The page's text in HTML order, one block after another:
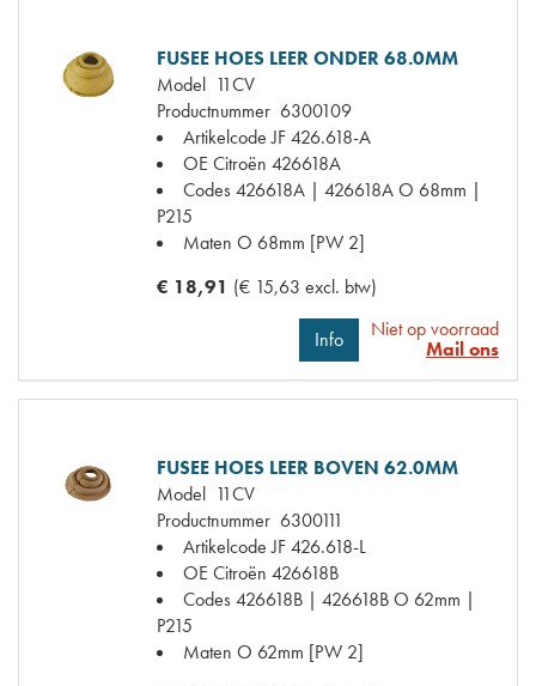
FUSEE HOES LEER ONDER 68.0MM
Model 11CV
Productnummer 6300109
Artikelcode JF426.618-A
OE Citroën 426618A
Codes426618A | 426618A O 68mm |
P215
Maten O 68mm [PW 2]
€ 18,91 (€ 15,63 excl. btw)
Info
Niet op voorraad
Mail ons
FUSEE HOES LEER BOVEN 62.0MM
Model 11CV
Productnummer 6300111
Artikelcode JF426.618-L
OE Citroën 426618B
Codes426618B | 426618B O 62mm |
P215
Maten O 62mm [PW 2]